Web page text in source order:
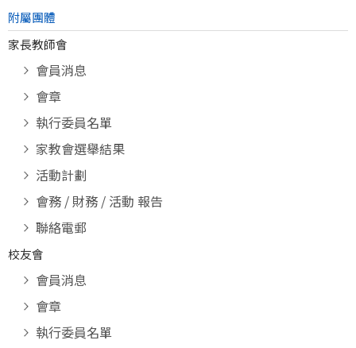
附屬團體
家長教師會
會員消息
會章
執行委員名單
家教會選舉結果
活動計劃
會務 / 財務 / 活動 報告
聯絡電郵
校友會
會員消息
會章
執行委員名單